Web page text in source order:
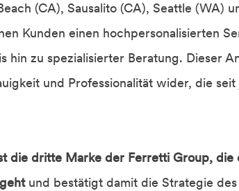
(CA), Sausalito (CA), Seattle (WA)
Kunden einen hochpersonalisierten
hin zu spezialisierter Beratung. Dieser
und Professionalität wider, die
die dritte Marke der Ferretti Group,
und bestätigt damit die Strategie